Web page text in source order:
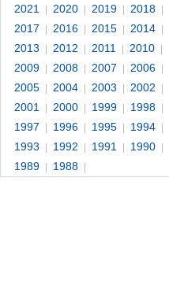
2021 2020 2019 2018
2017 2016 2015 2014
2013 2012 2011 2010
2009 2008 2007 2006
2005 2004 2003 2002
2001 2000 1999 1998
1997 1996 1995 1994
1993 1992 1991 1990
1989 1988